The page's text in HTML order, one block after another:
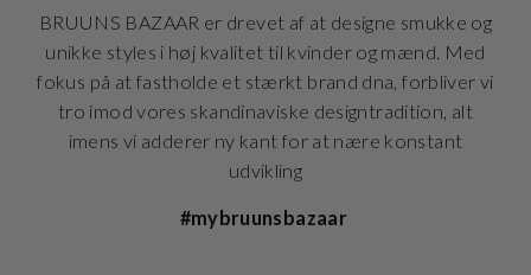
BRUUNS BAZAAR er drevet af at designe smukke og
unikke styles i høj kvalitet til kvinder og mænd. Med
fokus på at fastholde et stærkt brand dna, forbliver vi
tro imod vores skandinaviske designtradition, alt
imens vi adderer ny kant for at nære konstant
udvikling
#mybruunsbazaar